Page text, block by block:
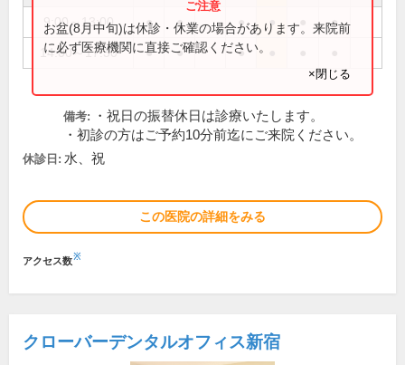
9:00～13:00 ● ● ● ● ●
14:00～17:30 ● ● ●
お盆(8月中旬)は休診・休業の場合があります。来院前
に必ず医療機関に直接ご確認ください。
×閉じる
備考:
・祝日の振替休日は診療いたします。
・初診の方はご予約10分前迄にご来院ください。
休診日: 水、祝
この医院の詳細をみる
アクセス数※
クローバーデンタルオフィス新宿